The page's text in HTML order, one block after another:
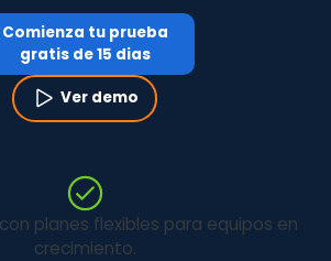
Comienza tu prueba
gratis de 15 dias
Ver demo
planes flexibles para equipos en
crecimiento.